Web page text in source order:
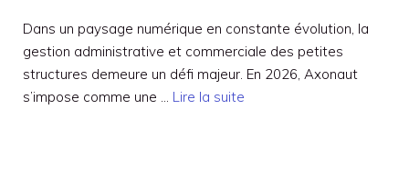
Dans un paysage numérique en constante évolution, la
gestion administrative et commerciale des petites
structures demeure un défi majeur. En 2026, Axonaut
s’impose comme une … Lire la suite